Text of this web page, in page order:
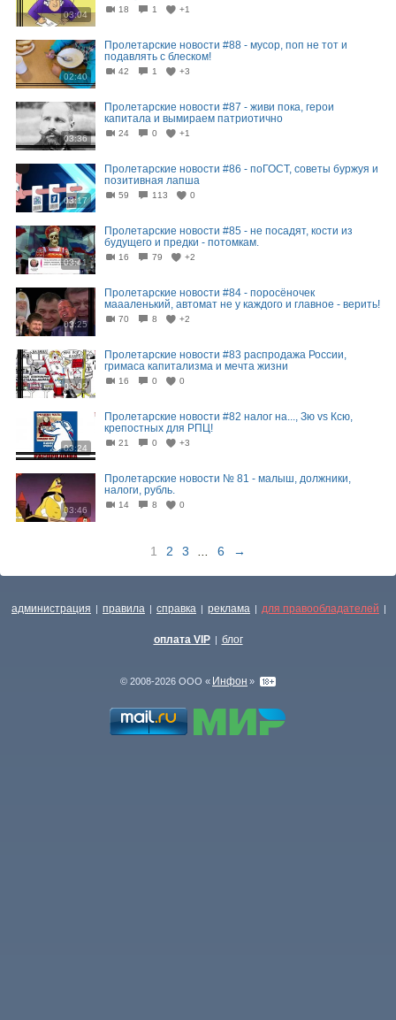
03:04
18 1 +1
02:40
Пролетарские новости #88 - мусор, поп не тот и
подавлять с блеском!
42 1 +3
03:36
Пролетарские новости #87 - живи пока, герои
капитала и вымираем патриотично
24 0 +1
03:17
Пролетарские новости #86 - поГОСТ, советы буржуя и
позитивная лапша
59 113 0
03:41
Пролетарские новости #85 - не посадят, кости из
будущего и предки - потомкам.
16 79 +2
03:25
Пролетарские новости #84 - поросёночек
маааленький, автомат не у каждого и главное - верить!
70 8 +2
03:02
Пролетарские новости #83 распродажа России,
гримаса капитализма и мечта жизни
16 0 0
03:24
Пролетарские новости #82 налог на..., Зю vs Ксю,
крепостных для РПЦ!
21 0 +3
03:46
Пролетарские новости № 81 - малыш, должники,
налоги, рубль.
14 8 0
1 2 3 6 →
администрация | правила | справка | реклама | для правообладателей |
оплата VIP | блог
© 2008-2026 ООО « Инфон »